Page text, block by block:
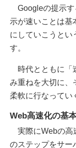
Googleの提示す
示が速いことは基
にしていこうとい
す。
時代とともに「
み重ねを大切に、
柔軟に行なってい
Web高速化の基
実際にWebの高
のステップをサー